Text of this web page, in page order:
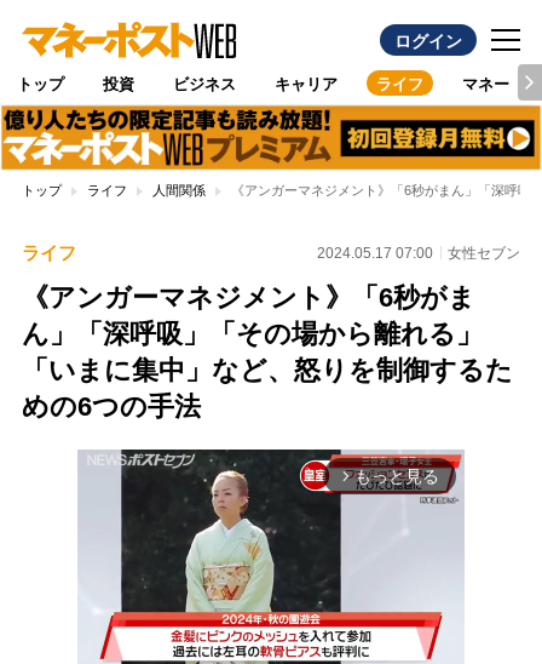
ログイン
トップ 投資 ビジネス キャリア ライフ マネー
トップ ライフ 人間関係 《アンガーマネジメント》「6秒がまん」「深呼
ライフ 2024.05.17 07:00 女性セブン
《アンガーマネジメント》「6秒がま
ん」「深呼吸」「その場から離れる」
「いまに集中」など、怒りを制御するた
めの6つの手法
arrow_forward_ios もっと見る